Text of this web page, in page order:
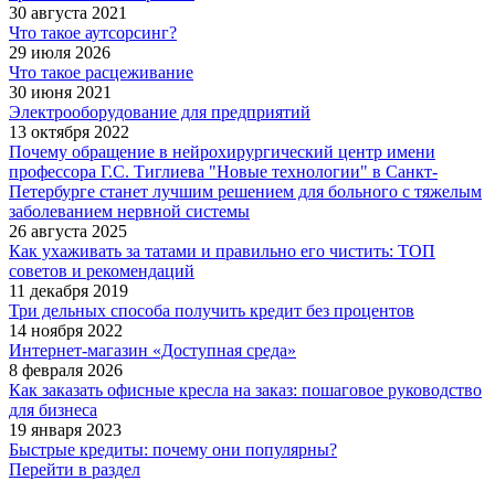
30 августа 2021
Что такое аутсорсинг?
29 июля 2026
Что такое расцеживание
30 июня 2021
Электрооборудование для предприятий
13 октября 2022
Почему обращение в нейрохирургический центр имени
профессора Г.С. Тиглиева "Новые технологии" в Санкт-
Петербурге станет лучшим решением для больного с тяжелым
заболеванием нервной системы
26 августа 2025
Как ухаживать за татами и правильно его чистить: ТОП
советов и рекомендаций
11 декабря 2019
Три дельных способа получить кредит без процентов
14 ноября 2022
Интернет-магазин «Доступная среда»
8 февраля 2026
Как заказать офисные кресла на заказ: пошаговое руководство
для бизнеса
19 января 2023
Быстрые кредиты: почему они популярны?
Перейти в раздел